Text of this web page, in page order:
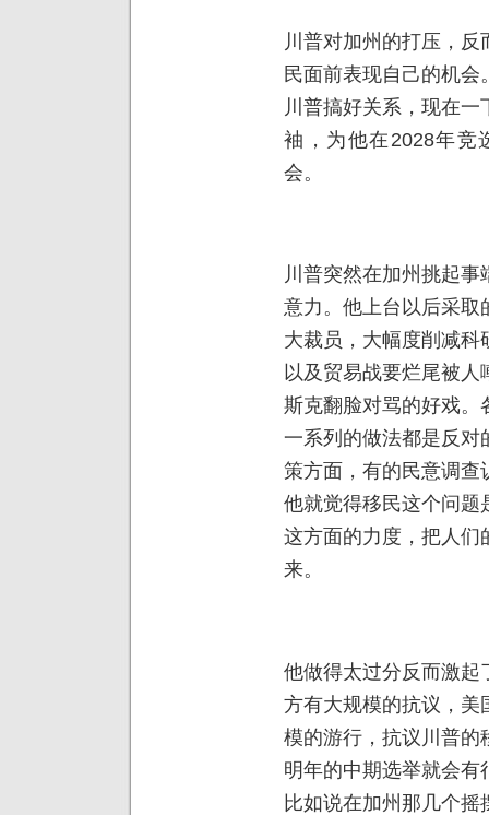
川普对加州的打压，
民面前表现自己的机
川普搞好关系，现在
袖，为他在2028年竞
会。
川普突然在加州挑起
意力。他上台以后采取
大裁员，大幅度削减
以及贸易战要烂尾被
斯克翻脸对骂的好戏。
一系列的做法都是反对
策方面，有的民意调查
他就觉得移民这个问题
这方面的力度，把人们
来。
他做得太过分反而激起
方有大规模的抗议，美
模的游行，抗议川普的
明年的中期选举就会
比如说在加州那几个